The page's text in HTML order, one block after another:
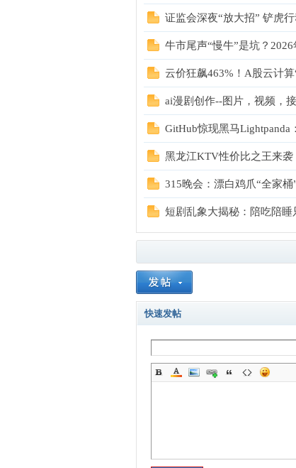
一
证监会深夜“放大招” 铲虎
牛市尾声“慢牛”是坑？
云价狂飙463%！A股云计
ai漫剧创作--图片，视频，
GitHub惊现黑马Lightpanda
黑龙江KTV性价比之王来
315晚会：漂白鸡爪“全家桶
短剧乱象大揭秘：陪吃陪
快速发帖